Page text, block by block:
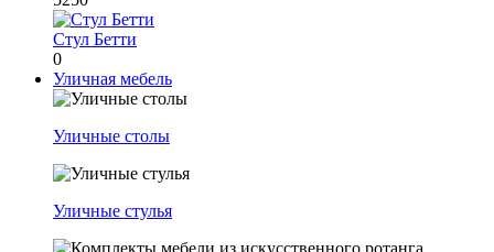
Стул Бетти
0
Уличная мебель
Уличные столы
Уличные стулья